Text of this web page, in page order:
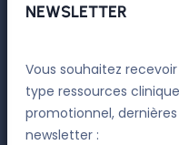
NEWSLETTER
Vous souhaitez
type ressources
promotionnel,
newsletter :